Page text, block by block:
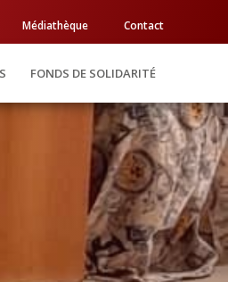
Médiathèque Contact
FONDS DE SOLIDARITÉ